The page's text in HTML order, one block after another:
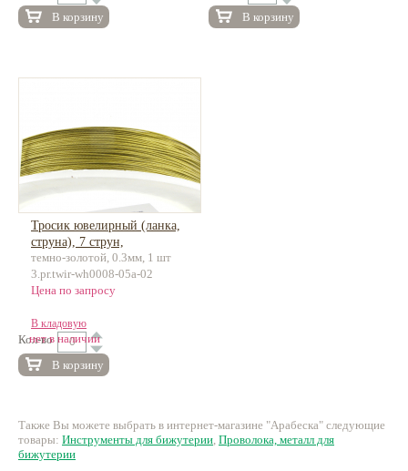
В корзину
В корзину
Тросик ювелирный (ланка,
струна), 7 струн,
нержавеющая сталь, 100м
темно-золотой, 0.3мм, 1 шт
3.pr.twir-wh0008-05a-02
Цена по запросу
В кладовую
Кол-во
нет в наличии
В корзину
Также Вы можете выбрать в интернет-магазине "Арабеска" следующие
товары: Инструменты для бижутерии, Проволока, металл для
бижутерии